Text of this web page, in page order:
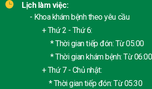
Lịch làm việc:
- Khoa khám bệnh theo yêu cầu
+ Thứ 2 - Thứ 6:
* Thời gian tiếp đón: Từ 05:00
* Thời gian khám bệnh: Từ 06:00
+ Thứ 7 - Chủ nhật:
* Thời gian tiếp đón: Từ 05:30